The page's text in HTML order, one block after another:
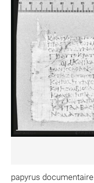
papyrus documentaire